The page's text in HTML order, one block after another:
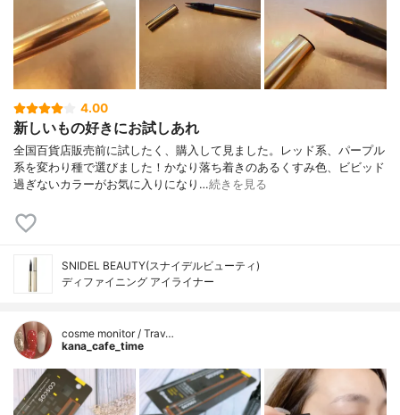
4.00
新しいもの好きにお試しあれ
全国百貨店販売前に試したく、購入して見ました。レッド系、パープル
系を変わり種で選びました！かなり落ち着きのあるくすみ色、ビビッド
過ぎないカラーがお気に入りになり…続きを見る
SNIDEL BEAUTY(スナイデルビューティ)
ディファイニング アイライナー
cosme monitor / Trav…
kana_cafe_time